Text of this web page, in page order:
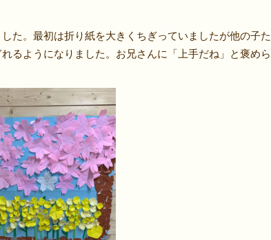
た。最初は折り紙を大きくちぎっていましたが他の子た
るようになりました。お兄さんに「上手だね」と褒めら